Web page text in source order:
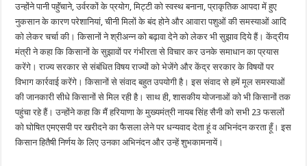
उन्होंने पानी पहॅुंचाने, उर्वरकों के प्रयोग, मिट्टी को स्वस्थ बनाना, प्राकृतिक आपदा में हुए
नुकसान के कारण परेशानियां, चीनी मिलों के बंद होने और आवारा पशुओं की समस्याओं आदि
को लेकर चर्चा की। किसानों ने श्रीअन्न को बढ़ावा देने को लेकर भी सुझाव दिये हैं। केंद्रीय
मंत्री ने कहा कि किसानों के सुझावों पर गंभीरता से विचार कर उनके समाधान का प्रयास
करेंगे। राज्य सरकार से संबंधित विषय राज्यों को भेजेंगे और केंद्र सरकार के विषयों पर
विभाग कार्रवाई करेंगे। किसानों से संवाद बहुत उपयोगी है। इस संवाद से हमें मूल समस्याओं
की जानकारी सीधे किसानों से मिल रही है। साथ ही, शासकीय योजनाओं को भी किसानों तक
पहुंचा रहे हैं। उन्होंने कहा कि मैं हरियाणा के मुख्यमंत्री नायब सिंह सैनी को सभी 23 फसलों
को घोषित एमएसपी पर खरीदने का फैसला लेने पर धन्यवाद देता हूं व अभिनंदन करता हूँ। इस
किसान हितैषी निर्णय के लिए उनका अभिनंदन और उन्हें शुभकामनायें।